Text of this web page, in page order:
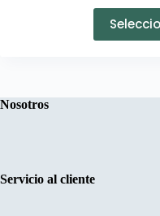
Nosotros
Servicio al cliente